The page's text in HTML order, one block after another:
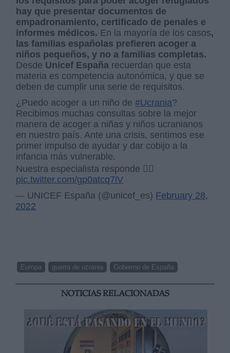
hay que presentar documentos de
empadronamiento, certificado de penales e
informes médicos. En la mayoría de los casos,
las familias españolas prefieren acoger a
niños pequeños, y no a familias completas.
Desde Unicef España recuerdan que esta
materia es competencia autonómica, y que se
deben de cumplir una serie de requisitos.
¿Puedo acoger a un niño de#Ucrania?
Recibimos muchas consultas sobre la mejor
manera de acoger a niñas y niños ucranianos
en nuestro país. Ante una crisis, sentimos ese
primer impulso de ayudar y dar cobijo a la
infancia más vulnerable.
Nuestra especialista responde 👇🏾
pic.twitter.com/gp0atcq7iV
— UNICEF España (@unicef_es) February 28,
2022
Europa guerra de ucrania Gobierno de España
NOTICIAS RELACIONADAS